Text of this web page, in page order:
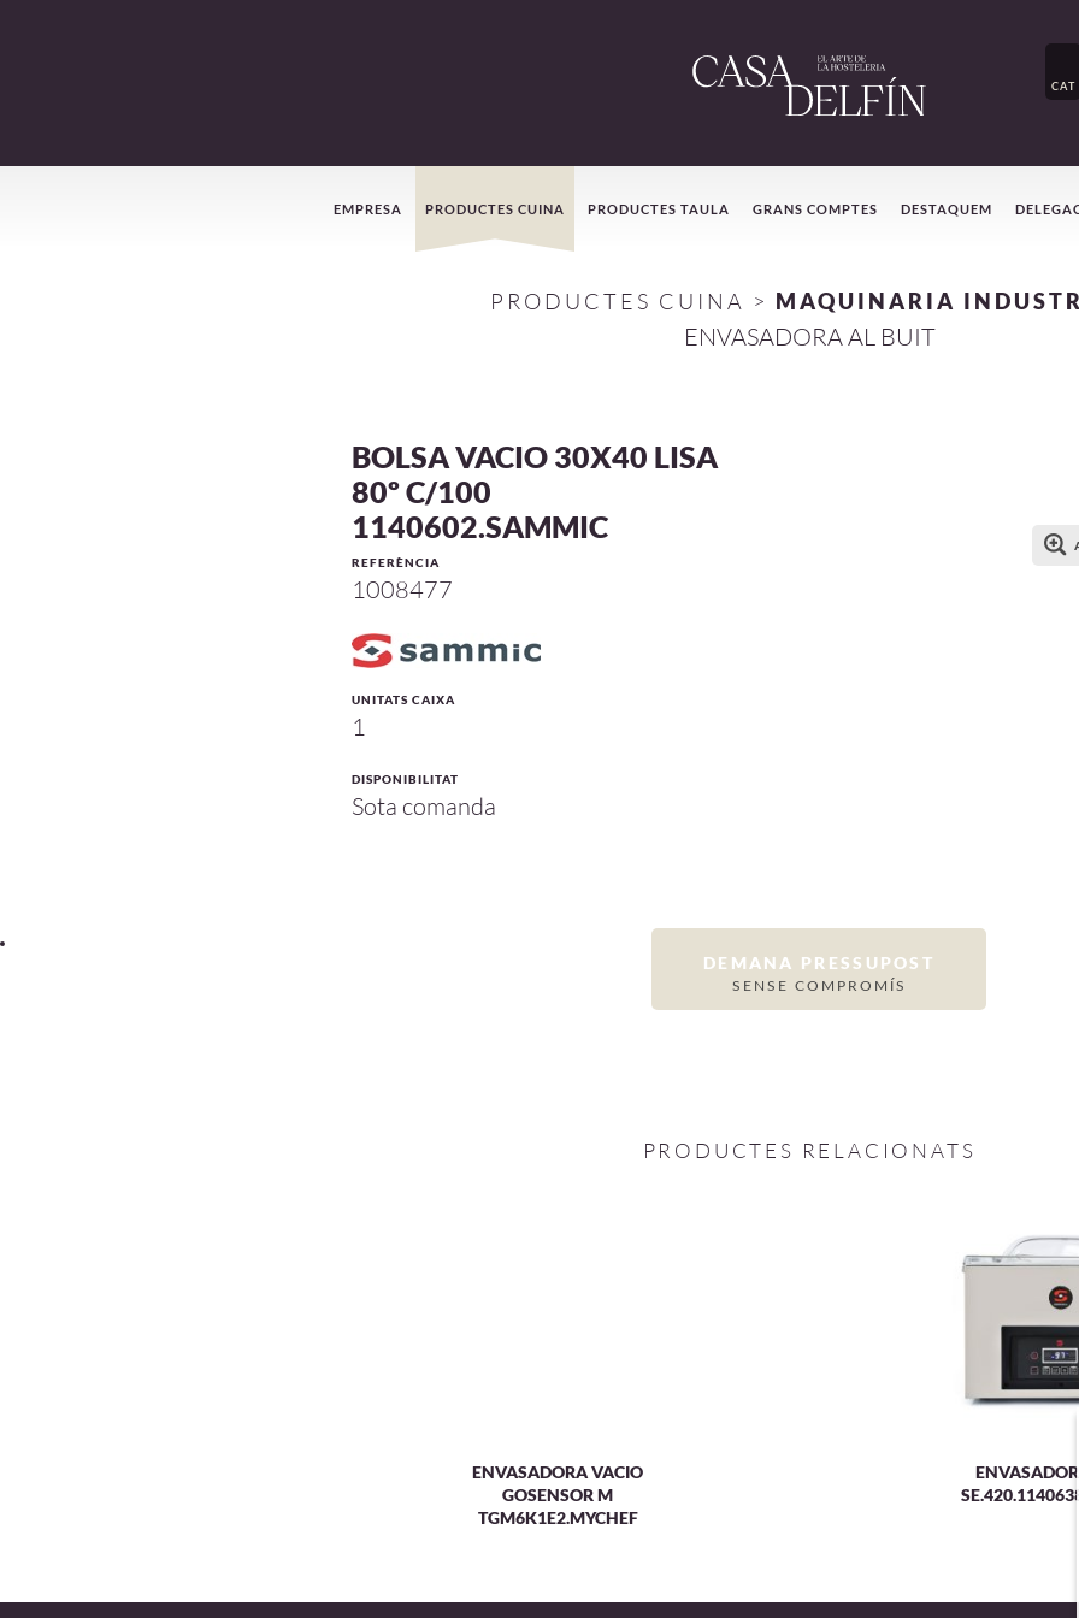
CAT
MenúEMPRESA PRODUCTES CUINA PRODUCTES TAULA GRANS COMPTES DESTAQUEM
PRODUCTES CUINA > MAQUINARIA
ENVASADORA AL BUIT
BOLSA VACIO 30X40 LISA
80º C/100
1140602.SAMMIC
REFERÈNCIA
1008477
UNITATS CAIXA
1
DISPONIBILITAT
Sota comanda
DEMANA PRESSUPOST
SENSE COMPROMÍS
PRODUCTES RELACIONATS
ENVASADORA VACIO
GOSENSOR M
TGM6K1E2.MYCHEF